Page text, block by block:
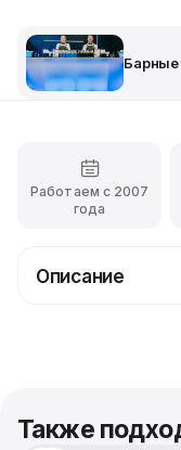
Барные
Работаем с 2007
года
Описание
изюминкой данной
Также